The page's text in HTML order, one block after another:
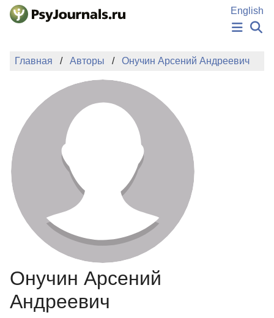
Перейти к основному содержанию
English
НОВОСТИ
АВТОРЫ
ПОДАТЬ РУКОПИСЬ
БАЗА ЗНАНИЙ
КЛЮЧЕВЫЕ СЛОВА
Регистрация
Главная Авторы Онучин Арсений Андреевич
Онучин Арсений
Андреевич